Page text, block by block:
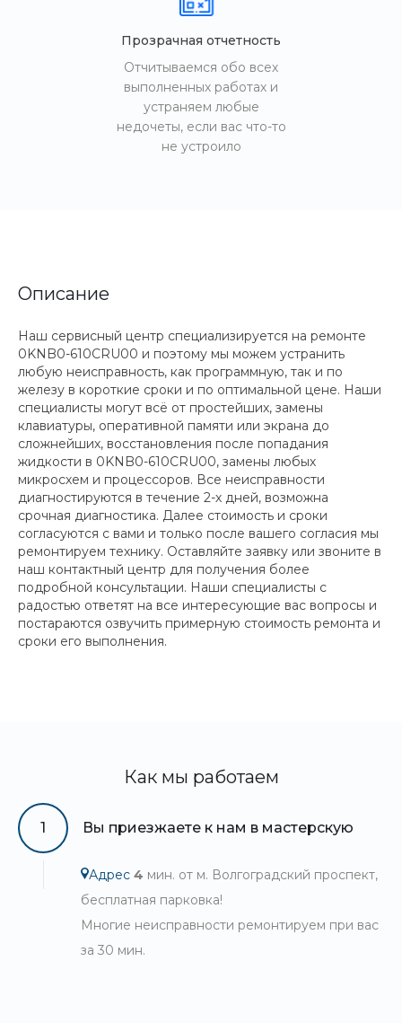
Прозрачная отчетность
Отчитываемся обо всех
выполненных работах и
устраняем любые
недочеты, если вас что-то
не устроило
Описание
Наш сервисный центр специализируется на ремонте
0KNB0-610CRU00 и поэтому мы можем устранить
любую неисправность, как программную, так и по
железу в короткие сроки и по оптимальной цене. Наши
специалисты могут всё от простейших, замены
клавиатуры, оперативной памяти или экрана до
сложнейших, восстановления после попадания
жидкости в 0KNB0-610CRU00, замены любых
микросхем и процессоров. Все неисправности
диагностируются в течение 2-х дней, возможна
срочная диагностика. Далее стоимость и сроки
согласуются с вами и только после вашего согласия мы
ремонтируем технику. Оставляйте заявку или звоните в
наш контактный центр для получения более
подробной консультации. Наши специалисты с
радостью ответят на все интересующие вас вопросы и
постараются озвучить примерную стоимость ремонта и
сроки его выполнения.
Как мы работаем
1 Вы приезжаете к нам в мастерскую
Адрес 4 мин. от м. Волгоградский проспект,
бесплатная парковка!
Многие неисправности ремонтируем при вас
за 30 мин.